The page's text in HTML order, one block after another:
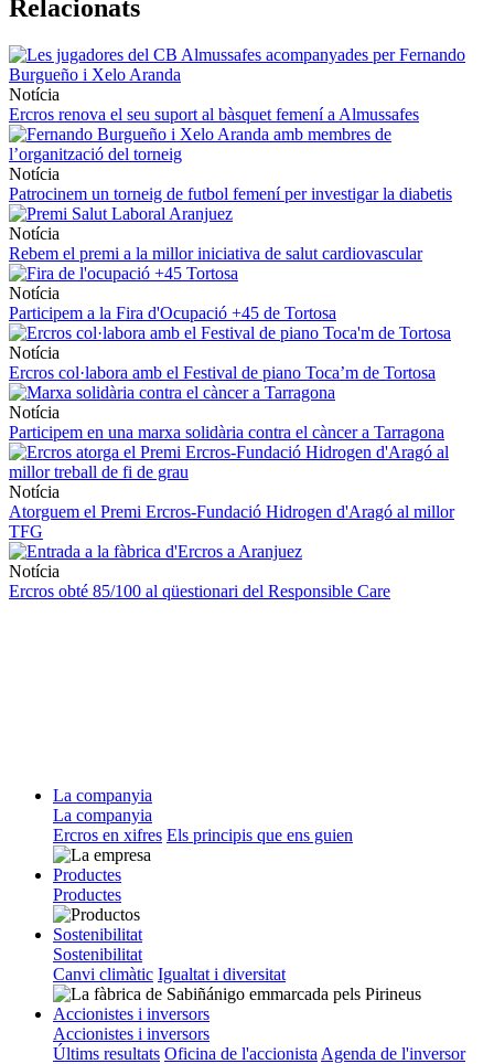
Relacionats
Notícia
Ercros renova el seu suport al bàsquet femení a Almussafes
Notícia
Patrocinem un torneig de futbol femení per investigar la diabetis
Notícia
Rebem el premi a la millor iniciativa de salut cardiovascular
Notícia
Participem a la Fira d'Ocupació +45 de Tortosa
Notícia
Ercros col·labora amb el Festival de piano Toca’m de Tortosa
Notícia
Participem en una marxa solidària contra el càncer a Tarragona
Notícia
Atorguem el Premi Ercros-Fundació Hidrogen d'Aragó al millor
TFG
Notícia
Ercros obté 85/100 al qüestionari del Responsible Care
La companyia
La companyia
Ercros en xifres Els principis que ens guien
Productes
Productes
Sostenibilitat
Sostenibilitat
Canvi climàtic Igualtat i diversitat
Accionistes i inversors
Accionistes i inversors
Últims resultats Oficina de l'accionista Agenda de l'inversor